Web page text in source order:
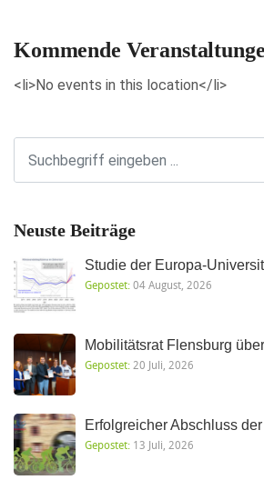
Kommende
<li>No events in this location</li>
Neuste Beiträge
Studie der Europa-
Gepostet:04 August, 2026
Mobilitätsrat Flensburg
Gepostet:20 Juli, 2026
Erfolgreicher Abschluss
Gepostet: 13 Juli, 2026